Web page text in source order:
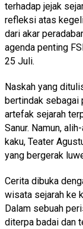
terhadap jejak
refleksi atas
dari akar
agenda penting
25 Juli.
Naskah yang
bertindak sebagai
artefak sejarah
Sanur. Namun,
kaku, Teater
yang bergerak
Cerita dibuka
wisata sejarah ke
Dalam sebuah
diterpa badai dan